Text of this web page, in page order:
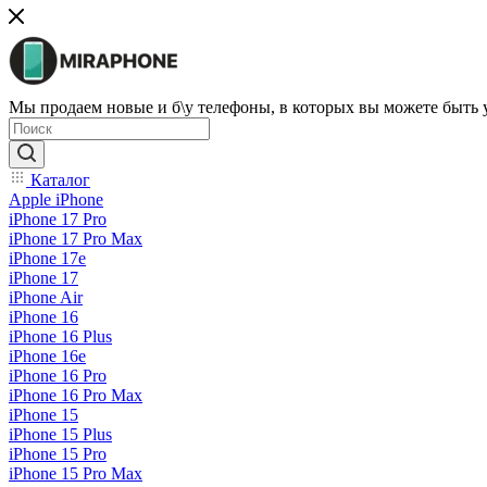
Мы продаем новые и б\у телефоны, в которых вы можете быть
Каталог
Apple iPhone
iPhone 17 Pro
iPhone 17 Pro Max
iPhone 17e
iPhone 17
iPhone Air
iPhone 16
iPhone 16 Plus
iPhone 16e
iPhone 16 Pro
iPhone 16 Pro Max
iPhone 15
iPhone 15 Plus
iPhone 15 Pro
iPhone 15 Pro Max